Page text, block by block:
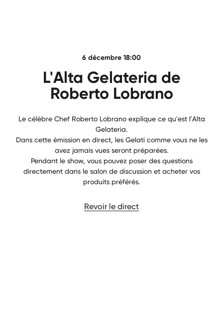
6 décembre 18:00
L'Alta Gelateria de
Roberto Lobrano
Le célèbre Chef Roberto Lobrano explique ce qu'est l'Alta
Gelateria.
Dans cette émission en direct, les Gelati comme vous ne les
avez jamais vues seront préparées.
Pendant le show, vous pouvez poser des questions
directement dans le salon de discussion et acheter vos
produits préférés.
Revoir le direct